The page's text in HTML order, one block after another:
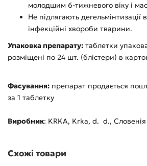
молодшим 6-тижневого віку і
Не підлягають дегельмінтизації
інфекційні хвороби тварини.
Упаковка препарату: таблетки
розміщені по 24 шт. (блістери) в
Фасування: препарат продається
за 1 таблетку
Виробник: KRKA, Krka, d. d., Словенія
Схожі товари